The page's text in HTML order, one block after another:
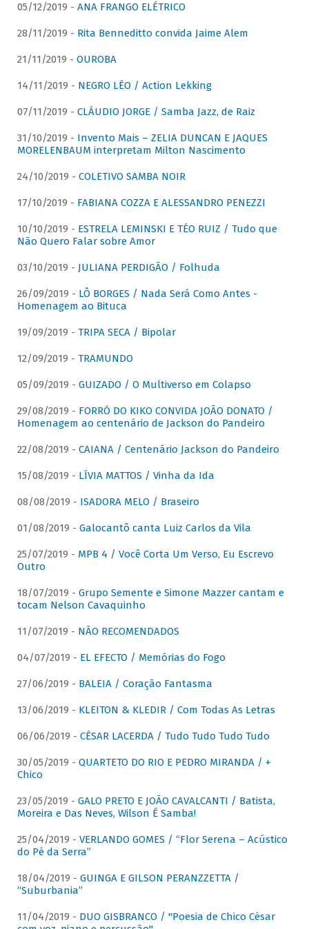
05/12/2019 - ANA FRANGO ELÉTRICO
28/11/2019 - Rita Benneditto convida Jaime Alem
21/11/2019 - OUROBA
14/11/2019 - NEGRO LÉO / Action Lekking
07/11/2019 - CLÁUDIO JORGE / Samba Jazz, de Raiz
31/10/2019 - Invento Mais – ZELIA DUNCAN E JAQUES
MORELENBAUM interpretam Milton Nascimento
24/10/2019 - COLETIVO SAMBA NOIR
17/10/2019 - FABIANA COZZA E ALESSANDRO PENEZZI
10/10/2019 - ESTRELA LEMINSKI E TÉO RUIZ / Tudo que
Não Quero Falar sobre Amor
03/10/2019 - JULIANA PERDIGÃO / Folhuda
26/09/2019 - LÔ BORGES / Nada Será Como Antes -
Homenagem ao Bituca
19/09/2019 - TRIPA SECA / Bipolar
12/09/2019 - TRAMUNDO
05/09/2019 - GUIZADO / O Multiverso em Colapso
29/08/2019 - FORRÓ DO KIKO CONVIDA JOÃO DONATO /
Homenagem ao centenário de Jackson do Pandeiro
22/08/2019 - CAIANA / Centenário Jackson do Pandeiro
15/08/2019 - LÍVIA MATTOS / Vinha da Ida
08/08/2019 - ISADORA MELO / Braseiro
01/08/2019 - Galocantô canta Luiz Carlos da Vila
25/07/2019 - MPB 4 / Você Corta Um Verso, Eu Escrevo
Outro
18/07/2019 - Grupo Semente e Simone Mazzer cantam e
tocam Nelson Cavaquinho
11/07/2019 - NÃO RECOMENDADOS
04/07/2019 - EL EFECTO / Memórias do Fogo
27/06/2019 - BALEIA / Coração Fantasma
13/06/2019 - KLEITON & KLEDIR / Com Todas As Letras
06/06/2019 - CÉSAR LACERDA / Tudo Tudo Tudo Tudo
30/05/2019 - QUARTETO DO RIO E PEDRO MIRANDA / +
Chico
23/05/2019 - GALO PRETO E JOÃO CAVALCANTI / Batista,
Moreira e Das Neves, Wilson É Samba!
25/04/2019 - VERLANDO GOMES / “Flor Serena – Acústico
do Pé da Serra”
18/04/2019 - GUINGA E GILSON PERANZZETTA /
“Suburbania”
11/04/2019 - DUO GISBRANCO / "Poesia de Chico César